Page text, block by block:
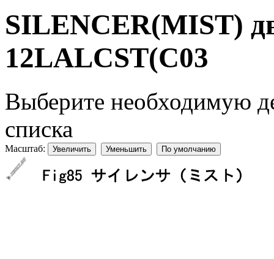
SILENCER(MIST)
12LALCST(C03
Выберите необходимую
списка
Масштаб: Увеличить Уменьшить По умолчанию